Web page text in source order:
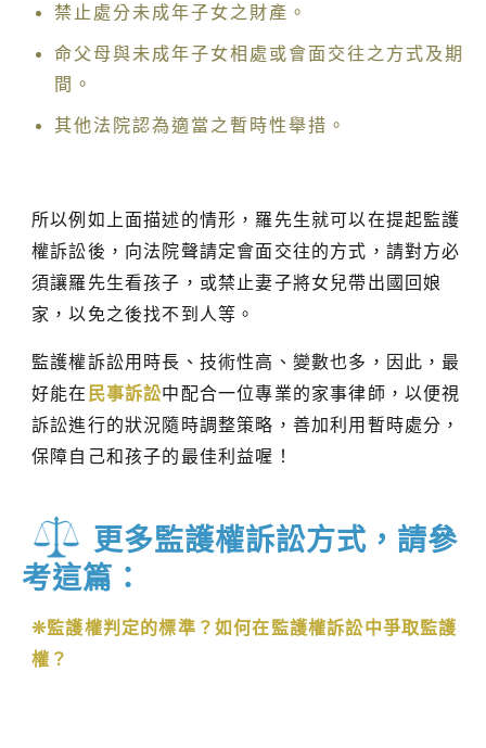
禁止處分未成年子女之財產。
命父母與未成年子女相處或會面交往之方式及期
間。
其他法院認為適當之暫時性舉措。
所以例如上面描述的情形，羅先生就可以在提起監護
權訴訟後，向法院聲請定會面交往的方式，請對方必
須讓羅先生看孩子，或禁止妻子將女兒帶出國回娘
家，以免之後找不到人等。
監護權訴訟用時長、技術性高、變數也多，因此，最
好能在 民事訴訟中配合一位專業的家事律師，以便視
訴訟進行的狀況隨時調整策略，善加利用暫時處分，
保障自己和孩子的最佳利益喔！
更多監護權訴訟方式，請參
考這篇：
❊監護權判定的標準？如何在監護權訴訟中爭取監護
權？